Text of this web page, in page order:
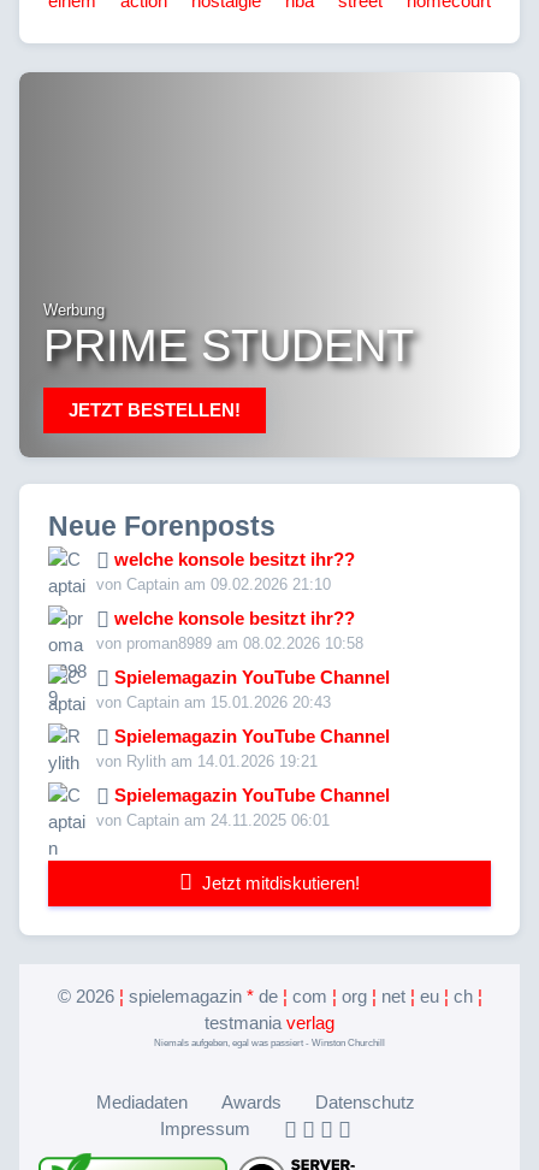
Werbung
PRIME STUDENT
JETZT BESTELLEN!
Neue Forenposts
welche konsole besitzt ihr??
von Captain am 09.02.2026 21:10
welche konsole besitzt ihr??
von proman8989 am 08.02.2026 10:58
Spielemagazin YouTube Channel
von Captain am 15.01.2026 20:43
Spielemagazin YouTube Channel
von Rylith am 14.01.2026 19:21
Spielemagazin YouTube Channel
von Captain am 24.11.2025 06:01
Jetzt mitdiskutieren!
© 2026 ¦ spielemagazin* de ¦ com ¦ org ¦ net ¦ eu ¦ ch ¦
testmania verlag
Niemals aufgeben, egal was passiert - Winston Churchill
Mediadaten Awards
Datenschutz
Impressum